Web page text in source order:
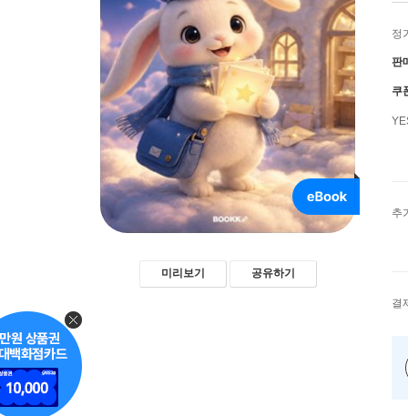
미리보기 공유하기
정
판
쿠
추
결